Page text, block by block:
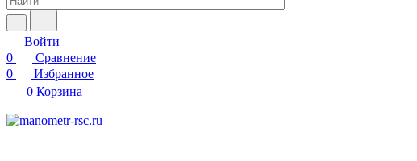
Войти
0
Сравнение
0
Избранное
0 Корзина